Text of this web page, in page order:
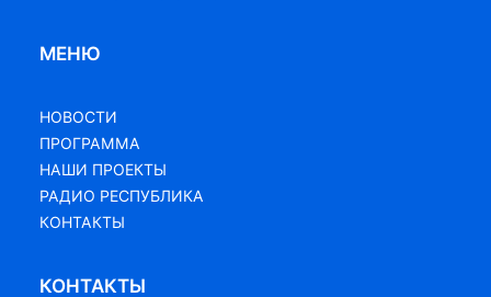
МЕНЮ
НОВОСТИ
ПРОГРАММА
НАШИ ПРОЕКТЫ
РАДИО РЕСПУБЛИКА
КОНТАКТЫ
КОНТАКТЫ